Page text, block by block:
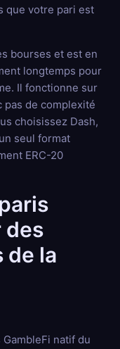
que votre pari est
bourses et est en
longtemps pour
Il fonctionne sur
pas de complexité
choisissez Dash,
seul format
ERC-20
des
de la
natif du